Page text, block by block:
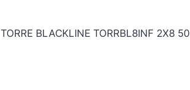
TORRE BLACKLINE TORRBL8INF 2X8